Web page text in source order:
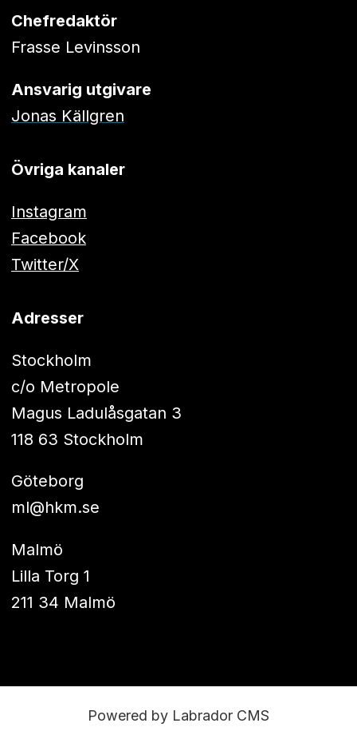
Chefredaktör
Frasse Levinsson
Ansvarig utgivare
Jonas Källgren
Övriga kanaler
Instagram
Facebook
Twitter/X
Adresser
Stockholm
c/o Metropole
Magus Ladulåsgatan 3
118 63 Stockholm
Göteborg
ml@hkm.se
Malmö
Lilla Torg 1
211 34 Malmö
Powered by Labrador CMS